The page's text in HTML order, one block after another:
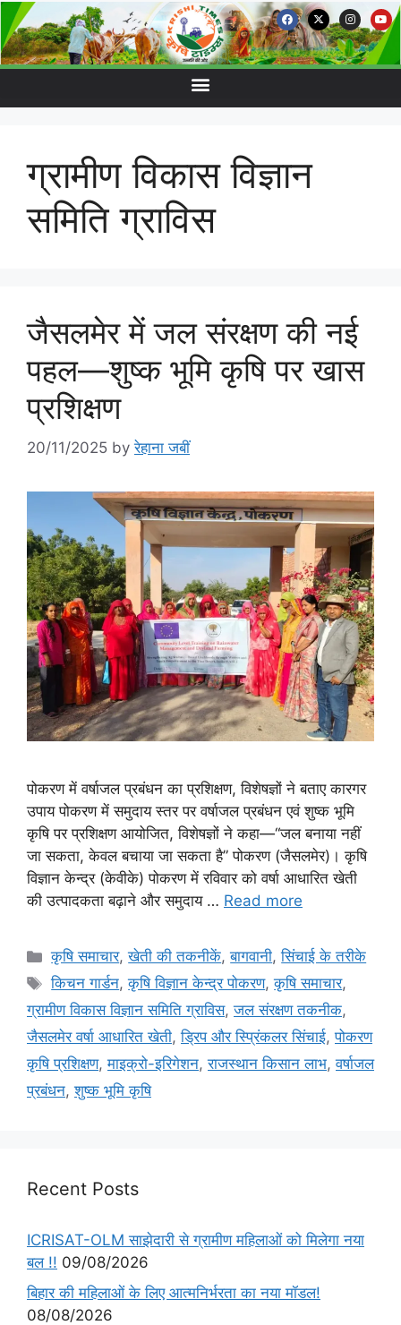
ग्रामीण विकास विज्ञान
समिति ग्राविस
जैसलमेर में जल संरक्षण की नई
पहल—शुष्क भूमि कृषि पर खास
प्रशिक्षण
20/11/2025 byरेहाना जबीं
पोकरण में वर्षाजल प्रबंधन का प्रशिक्षण, विशेषज्ञों ने बताए कारगर
उपाय पोकरण में समुदाय स्तर पर वर्षाजल प्रबंधन एवं शुष्क भूमि
कृषि पर प्रशिक्षण आयोजित, विशेषज्ञों ने कहा—“जल बनाया नहीं
जा सकता, केवल बचाया जा सकता है” पोकरण (जैसलमेर)। कृषि
विज्ञान केन्द्र (केवीके) पोकरण में रविवार को वर्षा आधारित खेती
की उत्पादकता बढ़ाने और समुदाय … Read more
कृषि समाचार,खेती की तकनीकें,बागवानी,सिंचाई के तरीके
किचन गार्डन,कृषि विज्ञान केन्द्र पोकरण,कृषि समाचार,
ग्रामीण विकास विज्ञान समिति ग्राविस,जल संरक्षण तकनीक,
जैसलमेर वर्षा आधारित खेती,ड्रिप और स्प्रिंकलर सिंचाई,पोकरण
कृषि प्रशिक्षण,माइक्रो-इरिगेशन,राजस्थान किसान लाभ,वर्षाजल
प्रबंधन,शुष्क भूमि कृषि
Recent Posts
ICRISAT-OLM साझेदारी से ग्रामीण महिलाओं को मिलेगा नया
बल !! 09/08/2026
बिहार की महिलाओं के लिए आत्मनिर्भरता का नया मॉडल!
08/08/2026